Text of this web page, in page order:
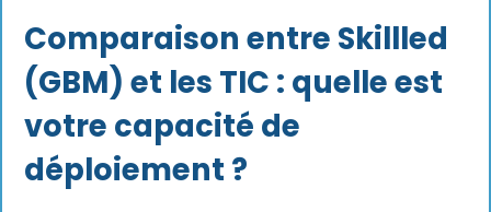
Comparaison entre Skillled
(GBM) et les TIC : quelle est
votre capacité de
déploiement ?